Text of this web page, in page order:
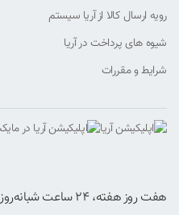
رویه ارسال کالا از آریا سیستم
شیوه های پرداخت در آریا
شرایط و مقررات
هفت روز هفته، ۲۴ ساعت شبانه‌روز پاسخگوی شما هستیم